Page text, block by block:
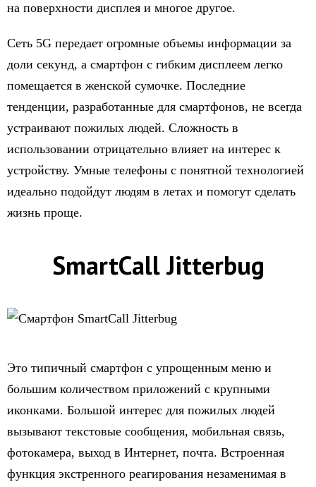
на поверхности дисплея и многое другое.
Сеть 5G передает огромные объемы информации за
доли секунд, а смартфон с гибким дисплеем легко
помещается в женской сумочке. Последние
тенденции, разработанные для смартфонов, не всегда
устраивают пожилых людей. Сложность в
использовании отрицательно влияет на интерес к
устройству. Умные телефоны с понятной технологией
идеально подойдут людям в летах и помогут сделать
жизнь проще.
SmartCall Jitterbug
Это типичный смартфон с упрощенным меню и
большим количеством приложений с крупными
иконками. Большой интерес для пожилых людей
вызывают текстовые сообщения, мобильная связь,
фотокамера, выход в Интернет, почта. Встроенная
функция экстренного реагирования незаменимая в